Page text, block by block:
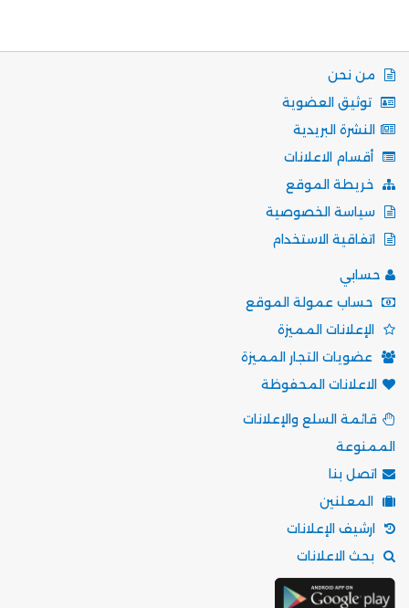
من نحن
توثيق العضوية
النشرة البريدية
أقسام الاعلانات
خريطة الموقع
سياسة الخصوصية
اتفاقية الاستخدام
حسابي
حساب عمولة الموقع
الإعلانات المميزة
عضويات التجار المميزة
الاعلانات المحفوظة
قائمة السلع والإعلانات
الممنوعة
اتصل بنا
المعلنين
ارشيف الإعلانات
بحث الاعلانات